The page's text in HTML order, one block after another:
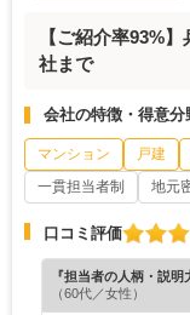
【ご紹介率93%
社まで
会社の特徴・得意分
マンション 戸建
一貫担当者制
地元
口コミ評価
『担当者の人柄・説
（60代／女性）